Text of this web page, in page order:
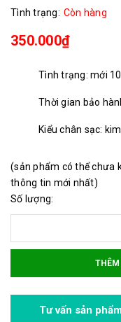
Tình trạng: Còn hàng
350.000₫
Tình trạng: mới
Thời gian bảo
Kiểu chân sạc:
(sản phẩm có thể chưa
thông tin mới nhất)
Số lượng:
THÊM
Tư vấn sản